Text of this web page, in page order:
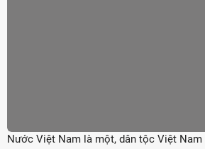
Nước Việt Nam là một, dân tộc Việt